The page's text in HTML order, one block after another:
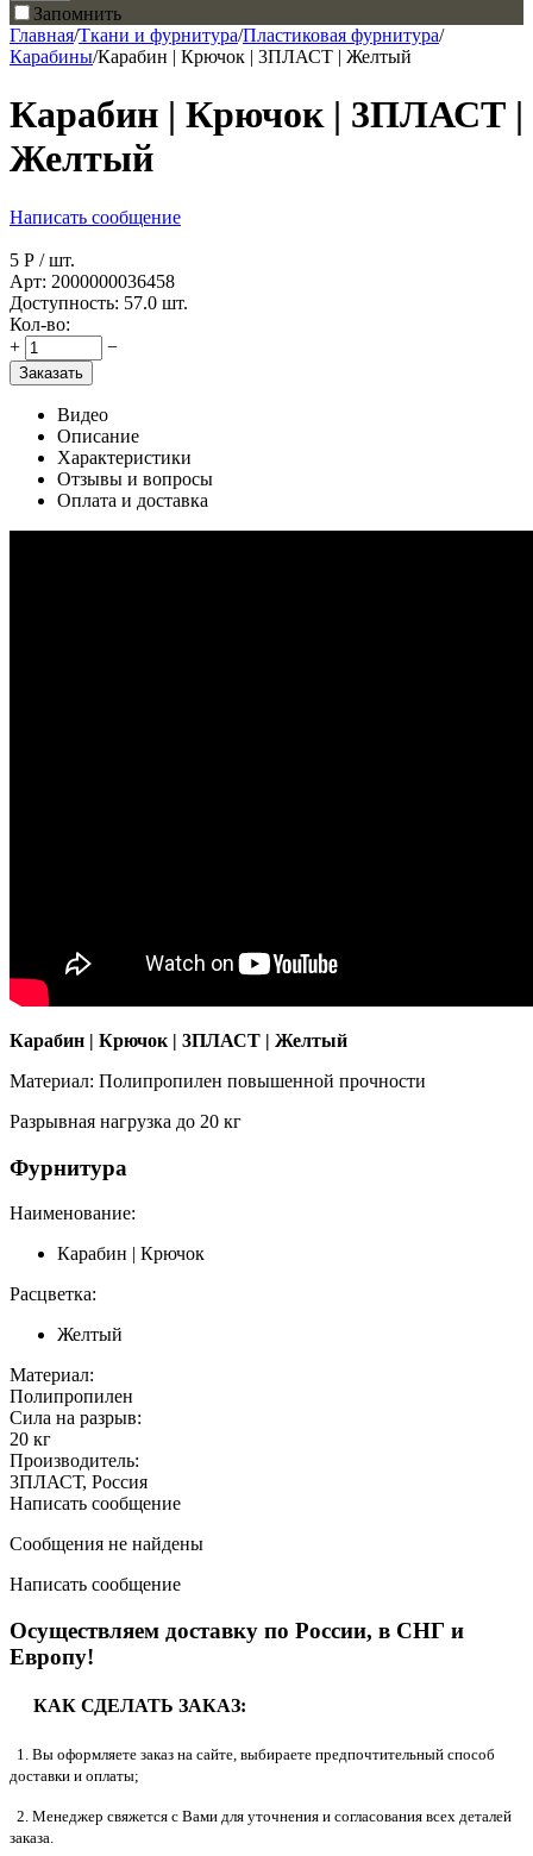
Запомнить
Главная/Ткани и фурнитура/Пластиковая фурнитура/
Карабины/Карабин | Крючок | 3ПЛАСТ | Желтый
Карабин | Крючок | 3ПЛАСТ |
Желтый
Написать сообщение
5 Р / шт.
Арт: 2000000036458
Доступность: 57.0 шт.
Кол-во:
+
−
Заказать
Видео
Описание
Характеристики
Отзывы и вопросы
Оплата и доставка
Карабин | Крючок | 3ПЛАСТ | Желтый
Материал: Полипропилен повышенной прочности
Разрывная нагрузка до 20 кг
Фурнитура
Наименование:
Карабин | Крючок
Расцветка:
Желтый
Материал:
Полипропилен
Сила на разрыв:
20 кг
Производитель:
3ПЛАСТ, Россия
Написать сообщение
Сообщения не найдены
Написать сообщение
Осуществляем доставку по России, в СНГ и
Европу!
КАК СДЕЛАТЬ ЗАКАЗ:
1. Вы оформляете заказ на сайте, выбираете предпочтительный способ
доставки и оплаты;
2. Менеджер свяжется с Вами для уточнения и согласования всех деталей
заказа.